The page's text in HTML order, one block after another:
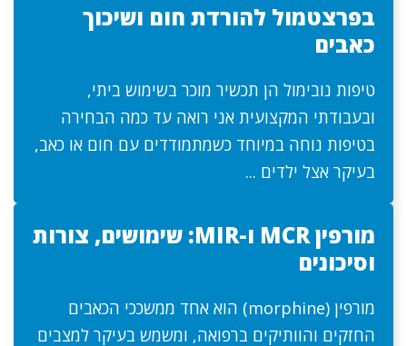
בפרצטמול להורדת חום ושיכוך
כאבים
טיפות נובימול הן תכשיר מוכר בשימוש ביתי,
ובעבודתי המקצועית אני רואה עד כמה הבחירה
בטיפות נוחה במיוחד כשמתמודדים עם חום או כאב,
בעיקר אצל ילדים ...
מורפין MCR ו-MIR: שימושים, צורות
וסיכונים
מורפין (morphine) הוא אחד ממשככי הכאבים
החזקים והוותיקים ברפואה, ומשמש בעיקר למצבים